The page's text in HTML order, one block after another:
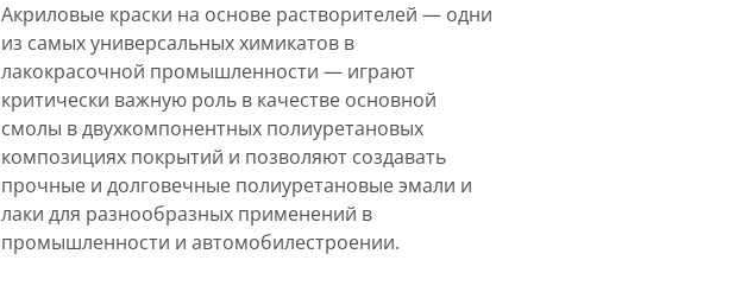
Акриловые краски на основе растворителей — одни
из самых универсальных химикатов в
лакокрасочной промышленности — играют
критически важную роль в качестве основной
смолы в двухкомпонентных полиуретановых
композициях покрытий и позволяют создавать
прочные и долговечные полиуретановые эмали и
лаки для разнообразных применений в
промышленности и автомобилестроении.